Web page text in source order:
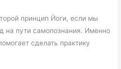
принцип Йоги, если мы
на пути самопознания. Именно
сделать практику